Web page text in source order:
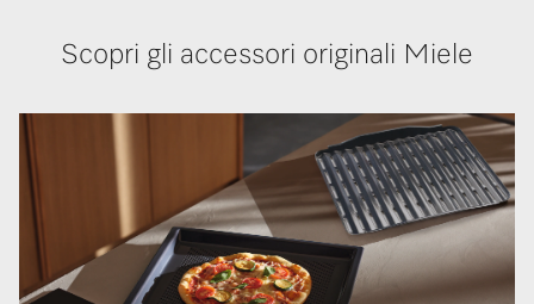
Scopri gli accessori originali Miele